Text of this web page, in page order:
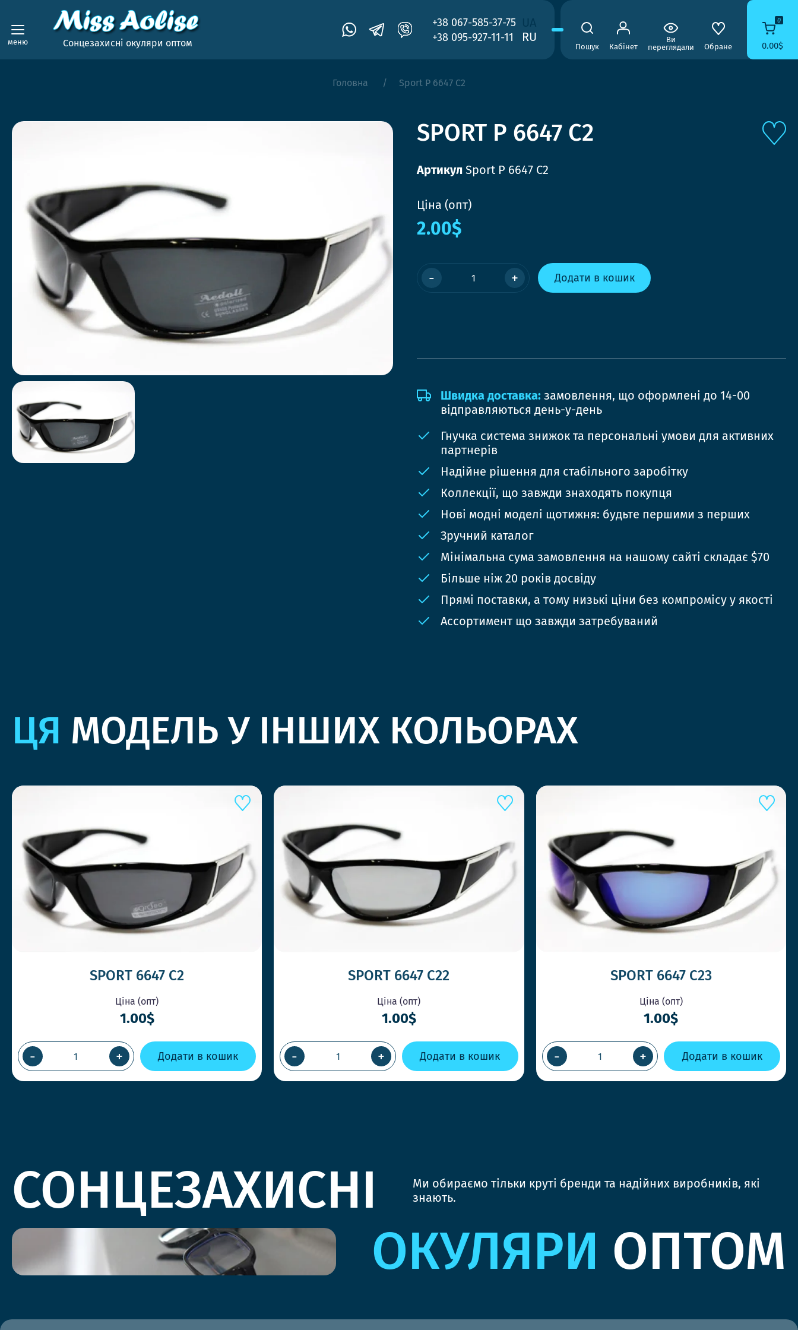
меню Сонцезахисні окуляри оптом
+38 067-585-37-75
+38 095-927-11-11
RU
Пошук Кабінет
Ви
переглядали
Обране
0
0.00$
Головна Sport P 6647 C2
SPORT P 6647 C2
Артикул Sport P 6647 C2
Ціна (опт)
2.00$
- + Додати в кошик
Швидка доставка: замовлення, що оформлені до 14-00
відправляються день-у-день
Гнучка система знижок та персональні умови для активних
партнерів
Надійне рішення для стабільного заробітку
Коллекції, що завжди знаходять покупця
Нові модні моделі щотижня: будьте першими з перших
Зручний каталог
Мінімальна сума замовлення на нашому сайті складає $70
Більше ніж 20 років досвіду
Прямі поставки, а тому низькі ціни без компромісу у якості
Ассортимент що завжди затребуваний
ЦЯ МОДЕЛЬ У ІНШИХ КОЛЬОРАХ
SPORT 6647 C2
Ціна (опт)
1.00$
- + Додати в кошик
SPORT 6647 C22
Ціна (опт)
1.00$
- + Додати в кошик
SPORT 6647 C23
Ціна (опт)
1.00$
- + Додати в кошик
СОНЦЕЗАХИСНІ
Ми обираємо тільки круті бренди та надійних виробників, які
знають.
ОКУЛЯРИ ОПТОМ